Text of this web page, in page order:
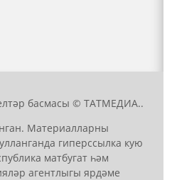
басмасы © ТАТМЕДИА..
Материалларны
гиперссылка кую
матбугат һәм
агентлыгы ярдәме